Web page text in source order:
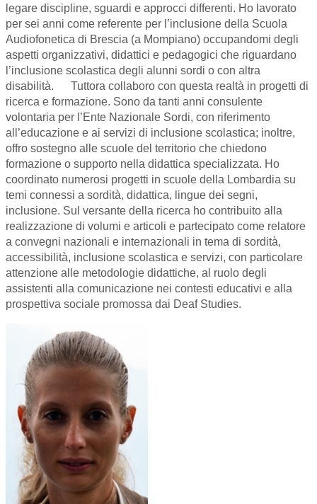
legare discipline, sguardi e approcci differenti. Ho lavorato
per sei anni come referente per l’inclusione della Scuola
Audiofonetica di Brescia (a Mompiano) occupandomi degli
aspetti organizzativi, didattici e pedagogici che riguardano
l’inclusione scolastica degli alunni sordi o con altra
disabilità. Tuttora collaboro con questa realtà in progetti di
ricerca e formazione. Sono da tanti anni consulente
volontaria per l’Ente Nazionale Sordi, con riferimento
all’educazione e ai servizi di inclusione scolastica; inoltre,
offro sostegno alle scuole del territorio che chiedono
formazione o supporto nella didattica specializzata. Ho
coordinato numerosi progetti in scuole della Lombardia su
temi connessi a sordità, didattica, lingue dei segni,
inclusione. Sul versante della ricerca ho contribuito alla
realizzazione di volumi e articoli e partecipato come relatore
a convegni nazionali e internazionali in tema di sordità,
accessibilità, inclusione scolastica e servizi, con particolare
attenzione alle metodologie didattiche, al ruolo degli
assistenti alla comunicazione nei contesti educativi e alla
prospettiva sociale promossa dai Deaf Studies.